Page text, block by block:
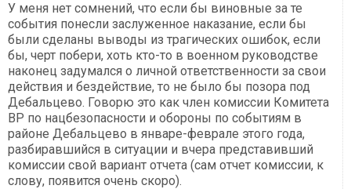
У меня нет сомнений, что если бы виновные за те
события понесли заслуженное наказание, если бы
были сделаны выводы из трагических ошибок, если
бы, черт побери, хоть кто-то в военном руководстве
наконец задумался о личной ответственности за свои
действия и бездействие, то не было бы позора под
Дебальцево. Говорю это как член комиссии Комитета
ВР по нацбезопасности и обороны по событиям в
районе Дебальцево в январе-феврале этого года,
разбиравшийся в ситуации и вчера представивший
комиссии свой вариант отчета (сам отчет комиссии, к
слову, появится очень скоро).